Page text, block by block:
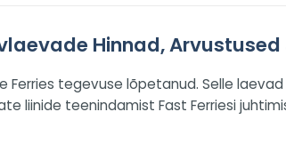
Hinnad,
tegevuse lõpetanud. Selle laevad
liinide teenindamist Fast Ferriesi